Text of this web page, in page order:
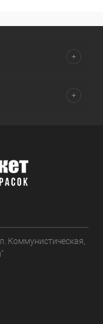
Коммунистическая,